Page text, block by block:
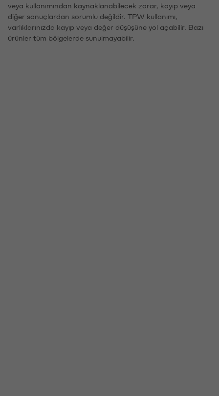
veya kullanımından kaynaklanabilecek zarar, kayıp veya
diğer sonuçlardan sorumlu değildir. TPW kullanımı,
varlıklarınızda kayıp veya değer düşüşüne yol açabilir. Bazı
ürünler tüm bölgelerde sunulmayabilir.